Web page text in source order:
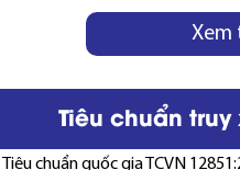
Xem
Tiêu chuẩn
Tiêu chuẩn quốc gia TCVN